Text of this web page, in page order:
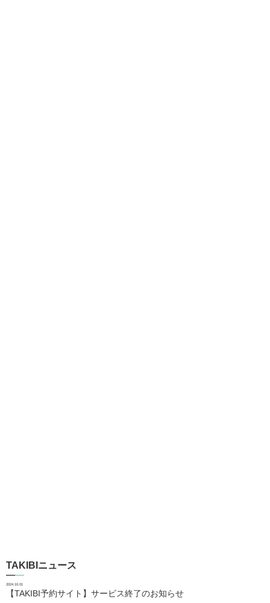
TAKIBIニュース
2024.10.01
【TAKIBI予約サイト】サービス終了のお知らせ